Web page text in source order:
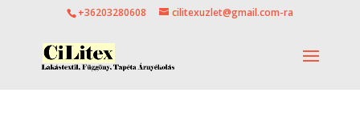
+36203280608 cilitexuzlet@gmail.com-ra